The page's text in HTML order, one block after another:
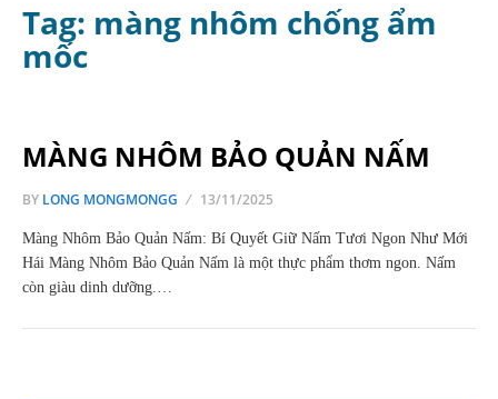
Tag: màng nhôm chống ẩm
mốc
MÀNG NHÔM BẢO QUẢN NẤM
BY LONG MONGMONGG 13/11/2025
Màng Nhôm Bảo Quản Nấm: Bí Quyết Giữ Nấm Tươi Ngon Như Mới
Hái Màng Nhôm Bảo Quản Nấm là một thực phẩm thơm ngon. Nấm
còn giàu dinh dưỡng.…